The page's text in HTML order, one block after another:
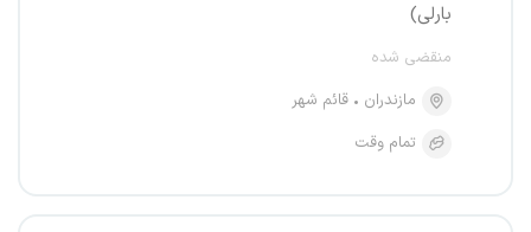
بارلی)
منقضی شده
مازندران
قائم شهر
تمام وقت